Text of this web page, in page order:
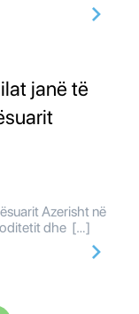
janë të
Azerisht në
dhe […]